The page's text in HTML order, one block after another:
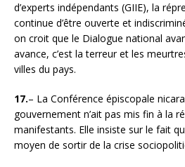
d’experts indépendants (GIIE), la
continue d’être ouverte et
on croit que le Dialogue national
avance, c’est la terreur et les
villes du pays.
17.– La Conférence épiscopale
gouvernement n’ait pas mis fin à la
manifestants. Elle insiste sur le fait
moyen de sortir de la crise